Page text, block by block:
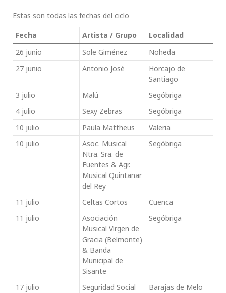
Estas son todas las fechas del ciclo
Fecha Artista / Grupo
Localidad
26 junio
Sole Giménez
Noheda
27 junio
Antonio José
Horcajo de
Santiago
3 julio
Malú
Segóbriga
4 julio
Sexy Zebras
Segóbriga
10 julio
Paula Mattheus
Valeria
10 julio
Asoc. Musical
Ntra. Sra. de
Fuentes & Agr.
Musical Quintanar
del Rey
Segóbriga
11 julio Celtas Cortos
Cuenca
11 julio
Asociación
Musical Virgen de
Gracia (Belmonte)
& Banda
Municipal de
Sisante
Segóbriga
17 julio Seguridad Social
Barajas de Melo